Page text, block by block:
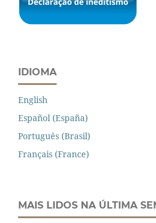
IDIOMA
English
Español (España)
Português (Brasil)
Français (France)
MAIS LIDOS NA ÚLTIMA